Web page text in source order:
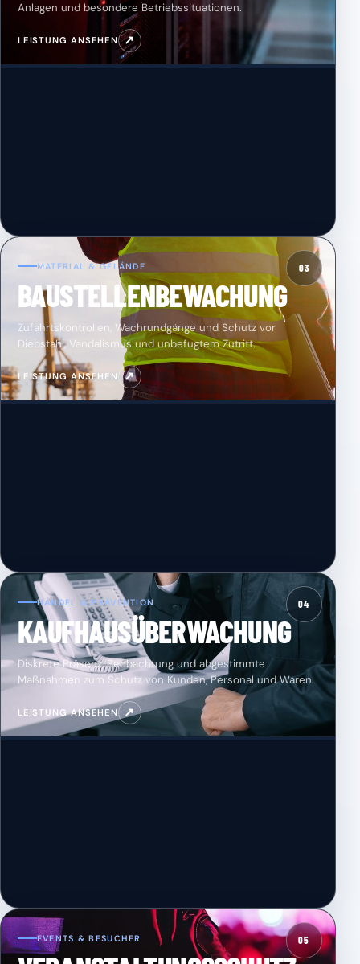
Anlagen und besondere Betriebssituationen.
LEISTUNG ANSEHEN ↗
03
MATERIAL & GELÄNDE
BAUSTELLENBEWACHUNG
Zufahrtskontrollen, Wachrundgänge und Schutz vor
Diebstahl, Vandalismus und unbefugtem Zutritt.
LEISTUNG ANSEHEN ↗
04
HANDEL & PRÄVENTION
KAUFHAUSÜBERWACHUNG
Diskrete Präsenz, Beobachtung und abgestimmte
Maßnahmen zum Schutz von Kunden, Personal und Waren.
LEISTUNG ANSEHEN ↗
05
EVENTS & BESUCHER